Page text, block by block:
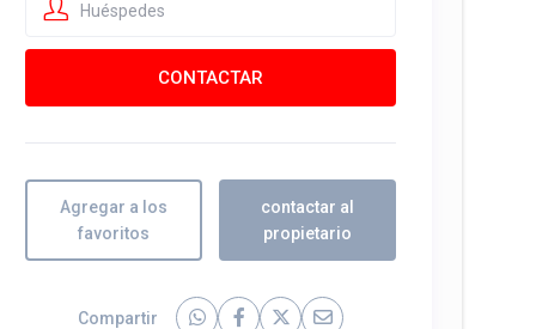
Huéspedes
Agregar a los
favoritos
contactar al
propietario
Compartir